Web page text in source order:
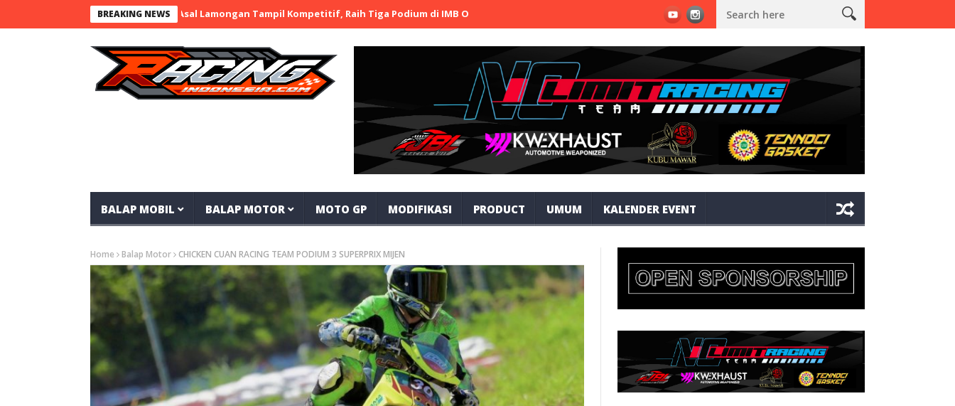
BREAKING NEWS
12 nd.RayaMart x BaraBere Asal Lamongan Tampil Kompetitif, Raih Tiga Podium di IMB Open Road Race 2026 Bojonegoro TEAM GMJ1 X JRC BORONG 16 PIALA DAN SAPU 3 GELAR JUARA UMUM BRAKET
BALAP MOBIL BALAP MOTOR MOTO GP MODIFIKASI PRODUCT UMUM KALENDER EVENT
Home Balap Motor CHICKEN CUAN RACING TEAM PODIUM 3 SUPERPRIX MIJEN